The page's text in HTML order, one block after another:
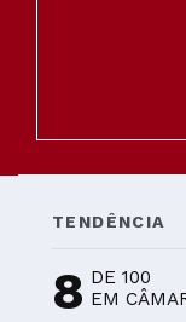
TENDÊNCIA
8 DE 100
EM